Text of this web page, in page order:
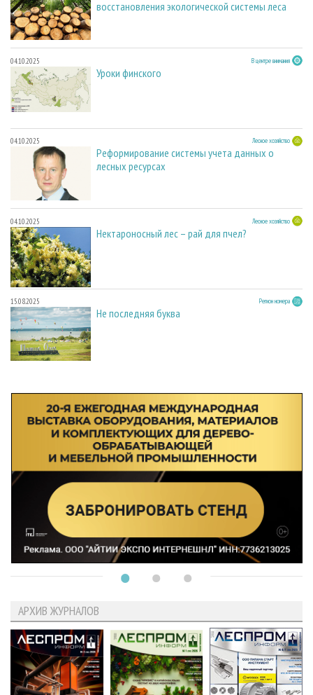
восстановления экологической системы леса
04.10.2025 В центре внимания
Уроки финского
04.10.2025 Лесное хозяйство
Реформирование системы учета данных о
лесных ресурсах
04.10.2025 Лесное хозяйство
Нектароносный лес – рай для пчел?
15.08.2025 Регион номера
Не последняя буква
АРХИВ ЖУРНАЛОВ